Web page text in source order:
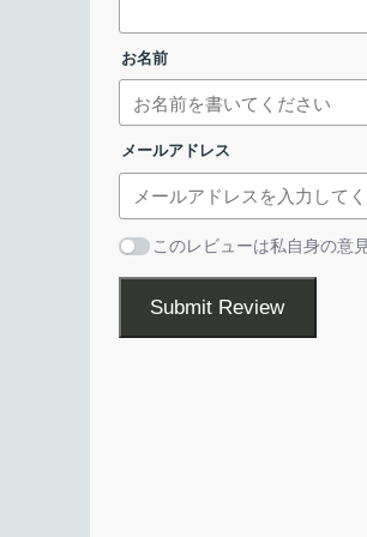
ショートカットキーで再
SoundSwitch を使用すると、
されているさまざまな再生デ
切り替えることができます。
インストールされているオー
ヘッドフォン、マイク、内部
て、切り替えるデバイスはリ
ライセンスが表示されま
お名前
メールアドレス
このレビューは私自身の意見
Submit Review